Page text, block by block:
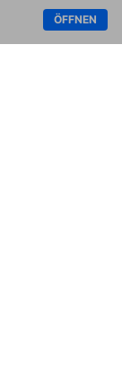
ÖFFNEN